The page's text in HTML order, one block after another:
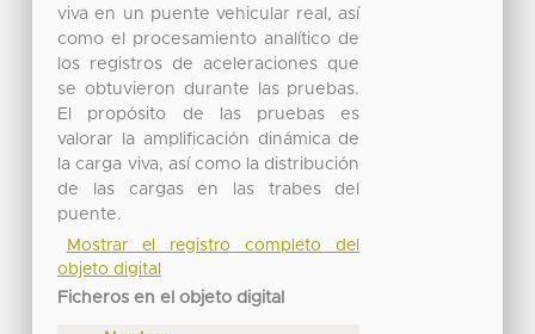
viva en un puente vehicular real, así
como el procesamiento analítico de
los registros de aceleraciones que
se obtuvieron durante las pruebas.
El propósito de las pruebas es
valorar la amplificación dinámica de
la carga viva, así como la distribución
de las cargas en las trabes del
puente.
Mostrar el registro completo del
objeto digital
Ficheros en el objeto digital